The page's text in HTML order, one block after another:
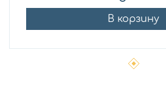
В корзину